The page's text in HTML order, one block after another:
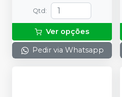
Qtd :
Ver opções
Pedir via Whatsapp